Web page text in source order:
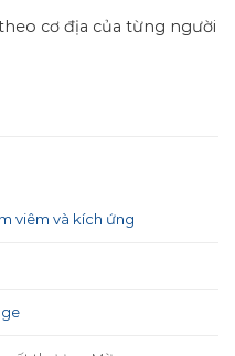
cơ địa của từng người
viêm và kích ứng